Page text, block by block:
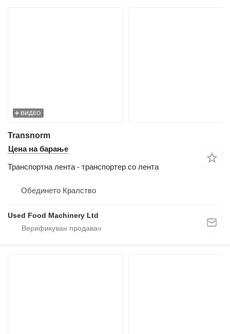
ВИДЕО
Transnorm
Цена на барање
Транспортна лента - транспортер со лента
Обединето Кралство
Used Food Machinery Ltd